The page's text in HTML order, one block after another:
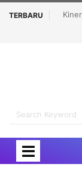
TERBARU
Popular